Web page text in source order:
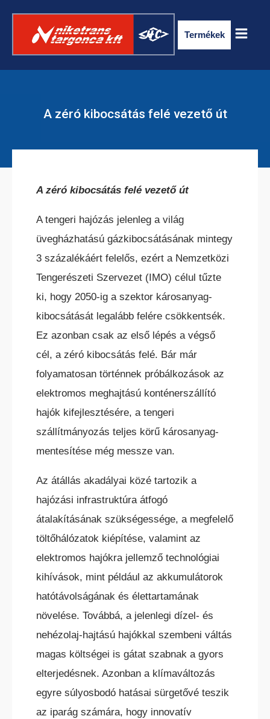
Termékek
ELEKTROMOS RAKLAPEMELŐ
TARGONCA
ELEKTROMOS KOMISSIÓZÓ
TARGONCA
ELEKTROMOS TOLÓOSZLOPOS
TARGONCA
TARGONCA
A zéró kibocsátás felé vezető út
A zéró kibocsátás felé vezető út
A tengeri hajózás jelenleg a világ
üvegházhatású gázkibocsátásának mintegy
3 százalékáért felelős, ezért a Nemzetközi
Tengerészeti Szervezet (IMO) célul tűzte
ki, hogy 2050-ig a szektor károsanyag-
kibocsátását legalább felére csökkentsék.
Ez azonban csak az első lépés a végső
cél, a zéró kibocsátás felé. Bár már
folyamatosan történnek próbálkozások az
elektromos meghajtású konténerszállító
hajók kifejlesztésére, a tengeri
szállítmányozás teljes körű károsanyag-
mentesítése még messze van.
Az átállás akadályai közé tartozik a
hajózási infrastruktúra átfogó
átalakításának szükségessége, a megfelelő
töltőhálózatok kiépítése, valamint az
elektromos hajókra jellemző technológiai
kihívások, mint például az akkumulátorok
hatótávolságának és élettartamának
növelése. Továbbá, a jelenlegi dízel- és
nehézolaj-hajtású hajókkal szembeni váltás
magas költségei is gátat szabnak a gyors
elterjedésnek. Azonban a klímaváltozás
egyre súlyosbodó hatásai sürgetővé teszik
az iparág számára, hogy innovatív